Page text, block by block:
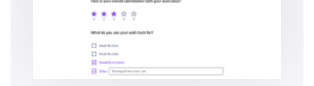
Share any ideas you have for improving parent
and guardian involvement.